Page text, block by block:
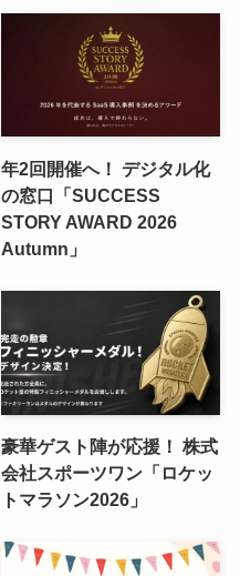
年2回開催へ！ デジタル化
の窓口「SUCCESS
STORY AWARD 2026
Autumn」
豪華ゲスト陣が応援！ 株式
会社スポーツワン「ロケッ
トマラソン2026」